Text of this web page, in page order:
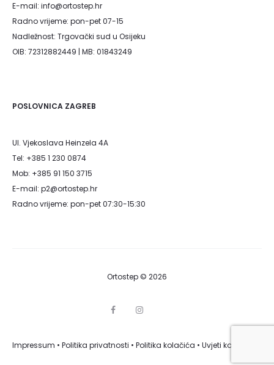
E-mail: info@ortostep.hr
Radno vrijeme: pon-pet 07-15
Nadležnost: Trgovački sud u Osijeku
OIB: 72312882449 | MB: 01843249
POSLOVNICA ZAGREB
Ul. Vjekoslava Heinzela 4A
Tel: +385 1 230 0874
Mob: +385 91 150 3715
E-mail: p2@ortostep.hr
Radno vrijeme: pon-pet 07:30-15:30
Ortostep © 2026
b
a
g
Impressum • Politika privatnosti • Politika kolačića • Uvjeti korištenja